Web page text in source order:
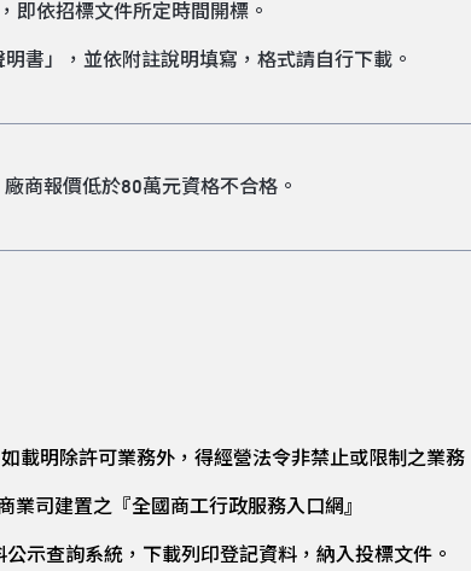
即依招標文件所定時間開標。
書」，並依附註說明填寫，格式請自行下載。
商報價低於80萬元資格不合格。
載明除許可業務外，得經營法令非禁止或限制之業務
司建置之『全國商工行政服務入口網』
示查詢系統，下載列印登記資料，納入投標文件。